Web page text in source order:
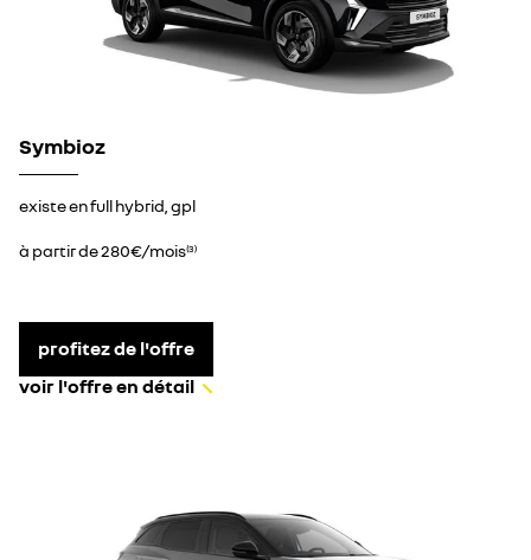
Symbioz
existe en full hybrid, gpl
à partir de 280€/mois(3)
profitez de l'offre
voir l'offre en détail